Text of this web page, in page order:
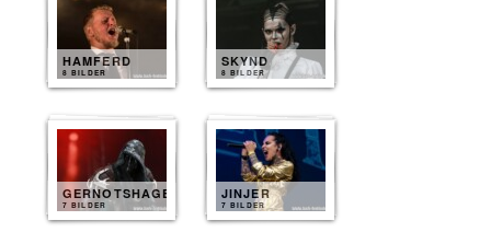
HAMFERD
8 BILDER
SKYND
8 BILDER
GERNOTSHAGEN
7 BILDER
JINJER
7 BILDER